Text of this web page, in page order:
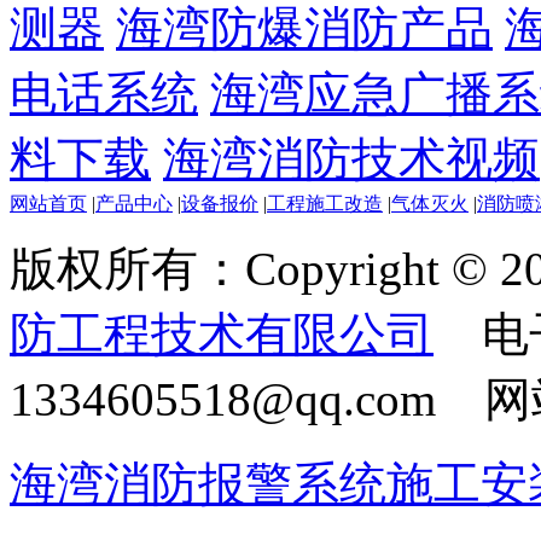
测器 海湾防爆消防产品
电话系统 海湾应急广播
料下载 海湾消防技术视频
网站首页 |产品中心 |设备报价 |工程施工改造 |气体灭火 |消防喷
版权所有：Copyright ©
防工程技术有限公司
电
1334605518@qq.com
海湾消防报警系统施工